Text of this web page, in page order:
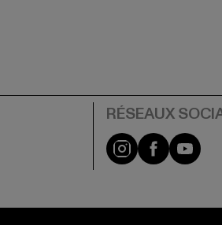
Visit ourVisit our